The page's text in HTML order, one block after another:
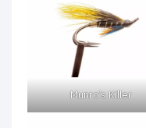
Munro’s Killer